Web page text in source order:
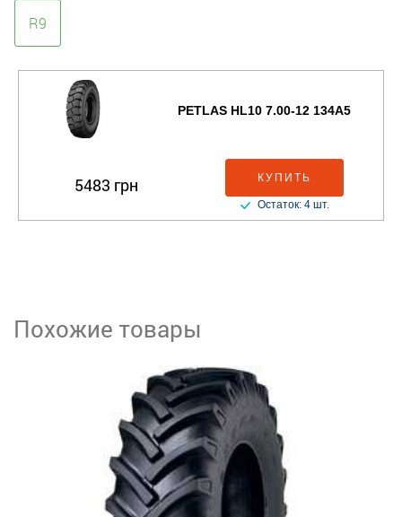
R9
PETLAS HL10 7.00-12 134A5
5483 грн КУПИТЬ
Остаток: 4 шт.
Похожие товары